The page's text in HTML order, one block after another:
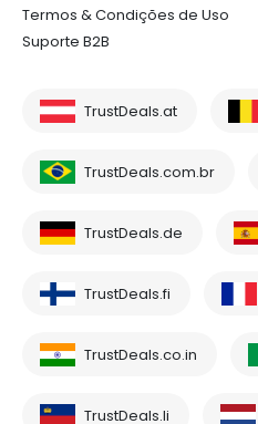
Termos & Condições de Uso
Suporte B2B
TrustDeals.at
TrustDeals.com.br
TrustDeals.de
TrustDeals.fi
TrustDeals.co.in
TrustDeals.li